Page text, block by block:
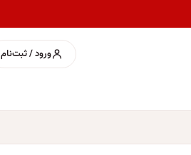
ورود / ثبت‌نام